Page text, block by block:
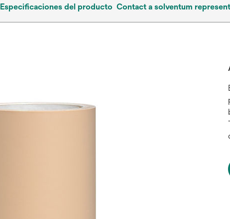
Especificaciones del producto Contact a solventum